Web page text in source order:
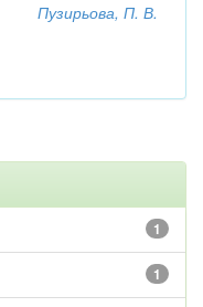
Пузирьова, П. В.
1
1